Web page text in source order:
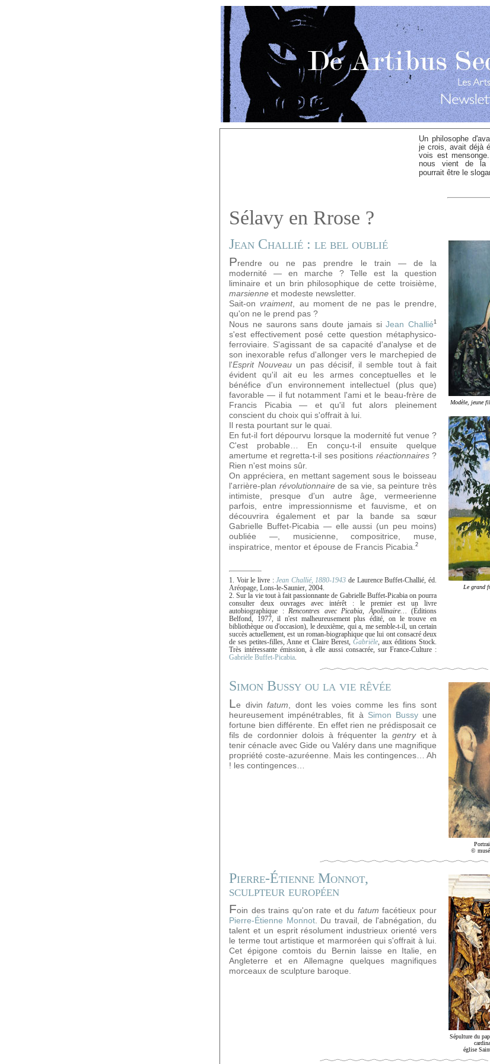
Un philosophe
je crois, avait déjà
vois est
nous vient de la
pourrait être le
Sélavy en Rrose ?
Jean Challié : le bel oublié
Prendre ou ne pas prendre le train — de la
modernité — en marche ? Telle est la question
liminaire et un brin philosophique de cette troisième,
marsienne et modeste newsletter.
Sait-on vraiment, au moment de ne pas le prendre,
qu'on ne le prend pas ?
Nous ne saurons sans doute jamais siJean Challié1
s'est effectivement posé cette question métaphysico-
ferroviaire. S'agissant de sa capacité d'analyse et de
son inexorable refus d'allonger vers le marchepied de
l'Esprit Nouveau un pas décisif, il semble tout à fait
évident qu'il ait eu les armes conceptuelles et le
bénéfice d'un environnement intellectuel (plus que)
favorable — il fut notamment l'ami et le beau-frère de
Francis Picabia — et qu'il fut alors pleinement
conscient du choix qui s'offrait à lui.
Il resta pourtant sur le quai.
En fut-il fort dépourvu lorsque la modernité fut venue ?
C'est probable… En conçu-t-il ensuite quelque
amertume et regretta-t-il ses positions réactionnaires?
Rien n'est moins sûr.
On appréciera, en mettant sagement sous le boisseau
l'arrière-plan révolutionnairede sa vie, sa peinture très
intimiste, presque d'un autre âge, vermeerienne
parfois, entre impressionnisme et fauvisme, et on
découvrira également et par la bande sa sœur
Gabrielle Buffet-Picabia — elle aussi (un peu moins)
oubliée —, musicienne, compositrice, muse,
inspiratrice, mentor et épouse de Francis Picabia. 2
1. Voir le livre :Jean Challié, 1880-1943 de Laurence Buffet-Challié, éd.
Aréopage, Lons-le-Saunier, 2004.
2. Sur la vie tout à fait passionnante de Gabrielle Buffet-Picabia on pourra
consulter deux ouvrages avec intérêt : le premier est un livre
autobiographique : Rencontres avec Picabia, Apollinaire…
(Éditions
Belfond, 1977, il n'est malheureusement plus édité, on le trouve en
bibliothèque ou d'occasion), le deuxième, qui a, me semble-t-il, un certain
succès actuellement, est un roman-biographique que lui ont consacré deux
de ses petites-filles, Anne et Claire Berest, Gabriële, aux éditions Stock.
Très intéressante émission, à elle aussi consacrée, sur France-Culture :
Gabrièle Buffet-Picabia
Modèle, jeune
Le grand
Simon Bussy ou la vie rêvée
Le divinfatum , dont les voies comme les fins sont
heureusement impénétrables, fit à Simon Bussyune
fortune bien différente. En effet rien ne prédisposait ce
fils de cordonnier dolois à fréquenter lagentryet à
tenir cénacle avec Gide ou Valéry dans une magnifique
propriété coste-azuréenne. Mais les contingences… Ah
! les contingences…
©
Pierre-Étienne Monnot,
sculpteur européen
Foin des trains qu'on rate et du fatum facétieux pour
Pierre-Étienne Monnot. Du travail, de l'abnégation, du
talent et un esprit résolument industrieux orienté vers
le terme tout artistique et marmoréen qui s'offrait à lui.
Cet épigone comtois du Bernin laisse en Italie, en
Angleterre et en Allemagne quelques magnifiques
morceaux de sculpture baroque.
Sépulture du
église